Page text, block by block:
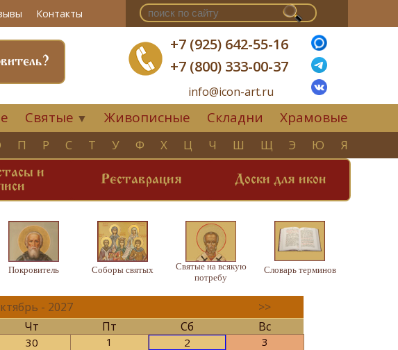
Контакты
+7 (925) 642-55-16
+7 (800) 333-00-37
info@icon-art.ru
Святые ▼ Живописные Складни Храмовые
П Р С Т У Ф Х Ц Ч Ш Щ Э Ю Я
и
Реставрация Доски для икон
Покровитель Соборы святых
Святые на всякую
потребу
Словарь терминов
- 2027
>>
Чт Пт Сб Вс
30 1 2
3